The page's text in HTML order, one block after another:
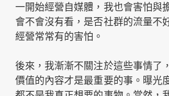
一開始經營自媒體，我也會害怕與
會不會沒有看，是否社群的流量不
經營常常有的害怕。
後來，我漸漸不關注於這些事情了
價值的內容才是最重要的事。曝光